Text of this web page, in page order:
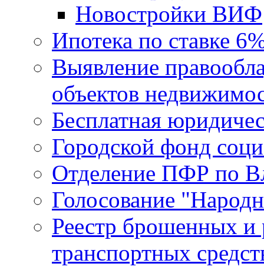
Новостройки ВИФ
Ипотека по ставке
Выявление
объектов
Бесплатная
Городской фонд
Отделение ПФР по
Голосование
Реестр брошенных и
транспортных